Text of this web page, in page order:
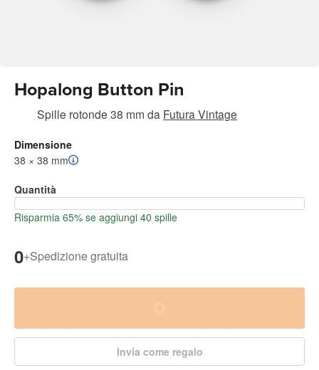
Hopalong Button Pin
Spille rotonde 38 mm da Futura Vintage
Dimensione
38 × 38 mm
Quantità
Risparmia 65% se aggiungi 40 spille
0+Spedizione gratuita
Invia come regalo